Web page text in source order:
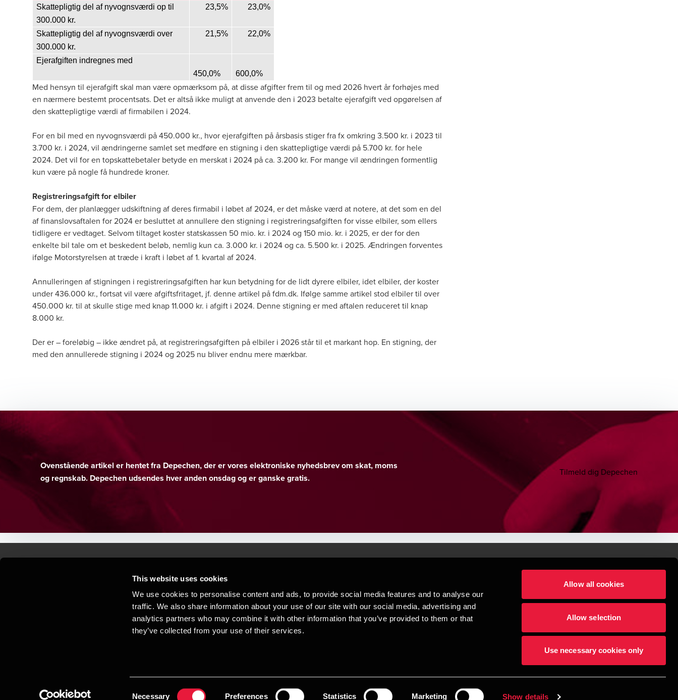
This website uses cookies
We use cookies to personalise content and ads, to provide social media features and to analyse our
traffic. We also share information about your use of our site with our social media, advertising and
analytics partners who may combine it with other information that you’ve provided to them or that
they’ve collected from your use of their services.
Necessary Preferences Statistics Marketing Show details
Allow all cookies
Allow selection
Use necessary cookies only
Skattepligtig del af nyvognsværdi op til
300.000 kr.
23,5% 23,0%
Skattepligtig del af nyvognsværdi over
300.000 kr.
21,5% 22,0%
Ejerafgiften indregnes med
450,0%
600,0%
Med hensyn til ejerafgift skal man være opmærksom på, at disse afgifter frem til og med 2026 hvert år forhøjes med
en nærmere bestemt procentsats. Det er altså ikke muligt at anvende den i 2023 betalte ejerafgift ved opgørelsen af
den skattepligtige værdi af firmabilen i 2024.
For en bil med en nyvognsværdi på 450.000 kr., hvor ejerafgiften på årsbasis stiger fra fx omkring 3.500 kr. i 2023 til
3.700 kr. i 2024, vil ændringerne samlet set medføre en stigning i den skattepligtige værdi på 5.700 kr. for hele
2024. Det vil for en topskattebetaler betyde en merskat i 2024 på ca. 3.200 kr. For mange vil ændringen formentlig
kun være på nogle få hundrede kroner.
Registreringsafgift for elbiler
For dem, der planlægger udskiftning af deres firmabil i løbet af 2024, er det måske værd at notere, at det som en del
affinanslovsaftalen for 2024er besluttet at annullere den stigning i registreringsafgiften for visse elbiler, som ellers
tidligere er vedtaget. Selvom tiltaget koster statskassen 50 mio. kr. i 2024 og 150 mio. kr. i 2025, er der for den
enkelte bil tale om et beskedent beløb, nemlig kun ca. 3.000 kr. i 2024 og ca. 5.500 kr. i 2025. Ændringen forventes
ifølge Motorstyrelsen at træde i kraft i løbet af 1. kvartal af 2024.
Annulleringen af stigningen i registreringsafgiften har kun betydning for de lidt dyrere elbiler, idet elbiler, der koster
under 436.000 kr., fortsat vil være afgiftsfritaget, jf. denne artikel på fdm.dk. Ifølge samme artikel stod elbiler til over
450.000 kr. til at skulle stige med knap 11.000 kr. i afgift i 2024. Denne stigning er med aftalen reduceret til knap
8.000 kr.
Der er – foreløbig – ikke ændret på, at registreringsafgiften på elbiler i 2026 står til et markant hop. En stigning, der
med den annullerede stigning i 2024 og 2025 nu bliver endnu mere mærkbar.
Ovenstående artikel er hentet fra Depechen, der er vores elektroniske nyhedsbrev om skat, moms
og regnskab. Depechen udsendes hver anden onsdag og er ganske gratis.
Tilmeld dig Depechen
Kontorsteder
Juridisk og privatliv
Sitemap
Whistleblower
Mennesker, der hjælper mennesker
Vi mener, at enestående rådgivning begynder med at opbygge enestående relationer.
Copyright © 2026 BDO Statsautoriseret Revisionspartnerselskab, en danskejet rådgivnings- og revisionsvirksomhed,
er medlem af BDO International Limited - et UK-baseret selskab med begrænset hæftelse - og del af det internationale
BDO-netværk bestående af uafhængige medlemsfirmaer. BDO er varemærke for både BDO-netværket og for alle BDO
medlemsfirmaerne. BDO i Danmark beskæftiger mere end 1.800 medarbejdere, mens det verdensomspændende BDO-